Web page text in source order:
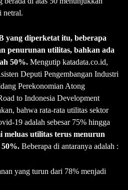
netral.
yang diperketat itu, beberapa
penurunan utilitas, bahkan ada
50%. Mengutip katadata.co.id,
Deputi Pengembangan Industri
Perekonomian Atong
to Indonesia Development
bahwa rata-rata utilitas sektor
19 adalah sebesar 75% hingga
meluas utilitas terus menurun
50%. Beberapa di antaranya adalah :
yang turun dari 78% menjadi